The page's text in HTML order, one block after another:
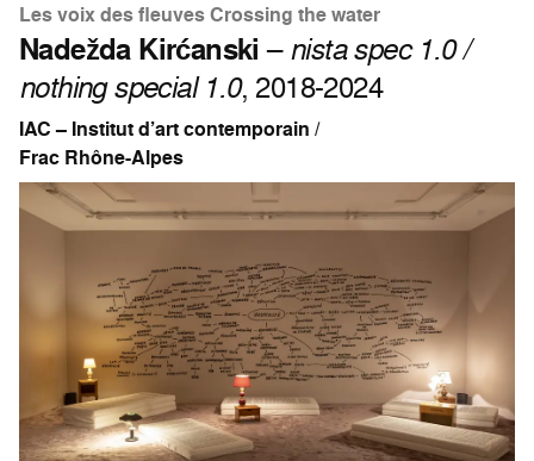
Les voix des fleuves Crossing the water
Nadežda Kirćanski –nista spec 1.0 /
nothing special 1.0, 2018-2024
IAC – Institut d’art contemporain /
Frac Rhône-Alpes